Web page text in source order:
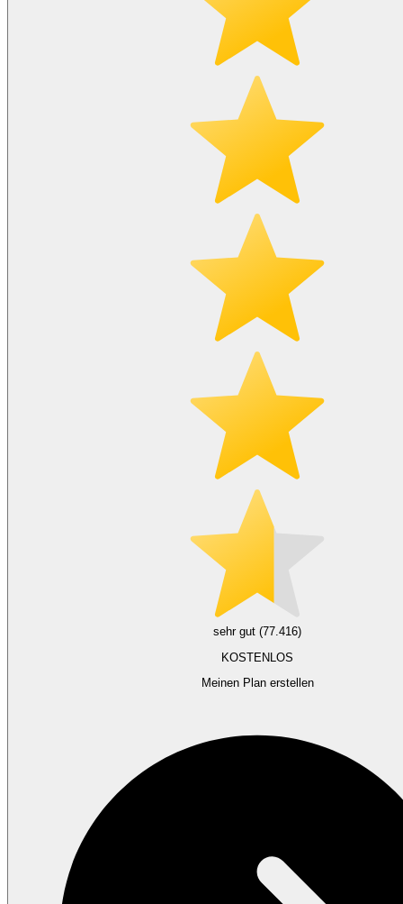
sehr gut (77.416)
KOSTENLOS
Meinen Plan erstellen